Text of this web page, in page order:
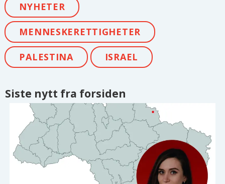
NYHETER
MENNESKERETTIGHETER
PALESTINA ISRAEL
Siste nytt fra forsiden